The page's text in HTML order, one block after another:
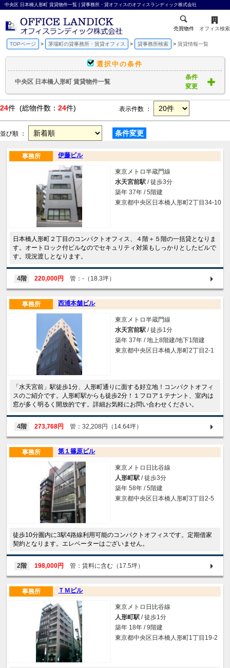
中央区 日本橋人形町 賃貸物件一覧 | 貸事務所・貸オフィスのオフィスランディック株式会社
売買物件 オフィス検索
TOPページ 茅場町の貸事務所・賃貸オフィス 貸事務所検索 賃貸情報一覧
選択中の条件
中央区 日本橋人形町 賃貸物件一覧
条件
変更
24件 (総物件数： 24件) 表示件数 ：
並び順 ： 条件変更
伊藤ビル
事務所
東京メトロ半蔵門線
水天宮前駅 / 徒歩3分
築年 37年 / 5階建
東京都中央区日本橋人形町2丁目34-10
日本橋人形町２丁目のコンパクトオフィス、４階＋５階の一括貸となりま
す。オートロック付ビルなのでセキュリティ対策もしっかりとしたビルで
す。現況渡しとなります。
4階 220,000円 管：-（18.3坪）
西浦本舗ビル
事務所
東京メトロ半蔵門線
水天宮前駅 / 徒歩1分
築年 37年 / 地上8階建/地下1階建
東京都中央区日本橋人形町2丁目2-1
「水天宮前」駅徒歩1分、人形町通りに面する好立地！コンパクトオフィ
スのご紹介です。人形町駅からも徒歩2分！１フロア１テナント、室内は
窓が多く明るく開放的です。詳細お気軽にお問い合わせください。
4階 273,768円 管：32,208円（14.64坪）
第１篠原ビル
事務所
東京メトロ日比谷線
人形町駅 / 徒歩3分
築年 58年 / 5階建
東京都中央区日本橋人形町3丁目2-5
徒歩10分圏内に3駅4路線利用可能のコンパクトオフィスです。定期借家
契約となります。エレベーターはございません。
2階 198,000円 管：賃料に含む（17.5坪）
ＴＭビル
事務所
東京メトロ日比谷線
人形町駅 / 徒歩1分
築年 18年 / 9階建
東京都中央区日本橋人形町1丁目19-2